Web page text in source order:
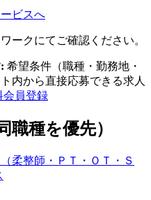
ビスへ
ークにてご確認ください。
希望条件（職種・勤務地・
内から直接応募できる求人
会員登録
職種を優先）
柔整師・ＰＴ・ＯＴ・Ｓ